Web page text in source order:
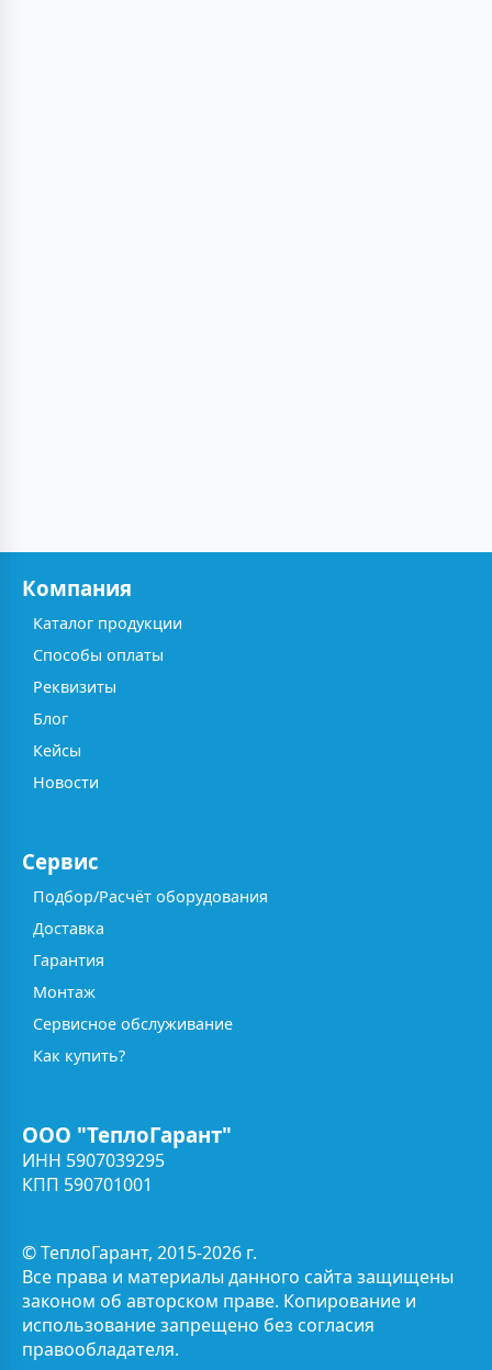
Компания
Каталог продукции
Способы оплаты
Реквизиты
Блог
Кейсы
Новости
Сервис
Подбор/Расчёт оборудования
Доставка
Гарантия
Монтаж
Сервисное обслуживание
Как купить?
ООО "ТеплоГарант"
ИНН 5907039295
КПП 590701001
© ТеплоГарант, 2015-2026 г.
Все права и материалы данного сайта защищены
законом об авторском праве. Копирование и
использование запрещено без согласия
правообладателя.